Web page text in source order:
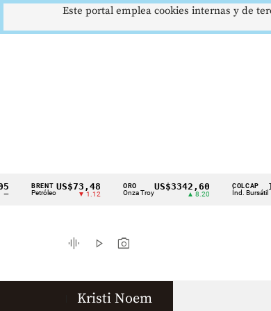
Cintillo
indicadores
económicos
BRENT
Petróleo
US$73,48
▼ 1.12 Onza Troy
US$3342,60
▲ 8.20
COLCAP
Índ. Bursátil
graphic_eq play_arrow photo_camera
Kristi Noem
Este portal emplea cookies internas y de